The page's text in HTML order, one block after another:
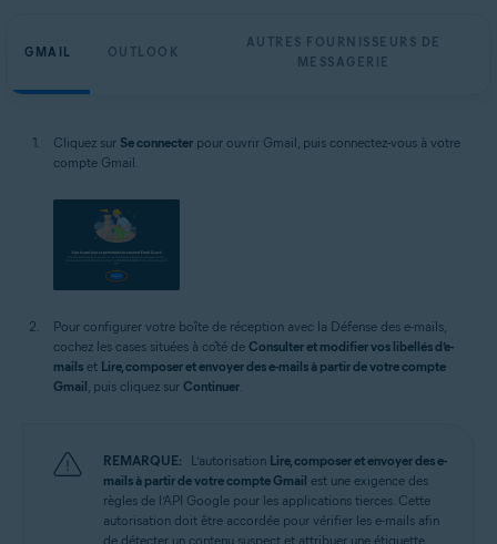
GMAIL OUTLOOK
AUTRES FOURNISSEURS DE
MESSAGERIE
Cliquez sur Se connecter pour ouvrir Gmail, puis connectez-vous à votre
compte Gmail.
Pour configurer votre boîte de réception avec la Défense des e-mails,
cochez les cases situées à côté de Consulter et modifier vos libellés d’e-
mails et Lire, composer et envoyer des e-mails à partir de votre compte
Gmail , puis cliquez sur Continuer
REMARQUE: L’autorisation Lire, composer et envoyer des e-
mails à partir de votre compte Gmail est une exigence des
règles de l’API Google pour les applications tierces. Cette
autorisation doit être accordée pour vérifier les e-mails afin
de détecter un contenu suspect et attribuer une étiquette